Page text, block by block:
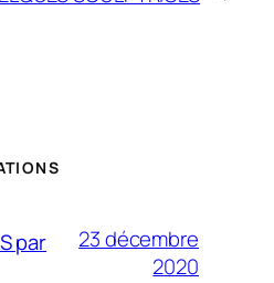
par
23 décembre
2020